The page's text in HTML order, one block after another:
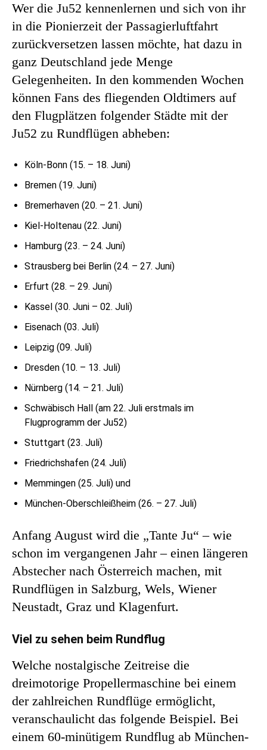
Wer die Ju52 kennenlernen und sich von ihr
in die Pionierzeit der Passagierluftfahrt
zurückversetzen lassen möchte, hat dazu in
ganz Deutschland jede Menge
Gelegenheiten. In den kommenden Wochen
können Fans des fliegenden Oldtimers auf
den Flugplätzen folgender Städte mit der
Ju52 zu Rundflügen abheben:
Köln-Bonn (15. – 18. Juni)
Bremen (19. Juni)
Bremerhaven (20. – 21. Juni)
Kiel-Holtenau (22. Juni)
Hamburg (23. – 24. Juni)
Strausberg bei Berlin (24. – 27. Juni)
Erfurt (28. – 29. Juni)
Kassel (30. Juni – 02. Juli)
Eisenach (03. Juli)
Leipzig (09. Juli)
Dresden (10. – 13. Juli)
Nürnberg (14. – 21. Juli)
Schwäbisch Hall (am 22. Juli erstmals im
Flugprogramm der Ju52)
Stuttgart (23. Juli)
Friedrichshafen (24. Juli)
Memmingen (25. Juli) und
München-Oberschleißheim (26. – 27. Juli)
Anfang August wird die „Tante Ju“ – wie
schon im vergangenen Jahr – einen längeren
Abstecher nach Österreich machen, mit
Rundflügen in Salzburg, Wels, Wiener
Neustadt, Graz und Klagenfurt.
Viel zu sehen beim Rundflug
Welche nostalgische Zeitreise die
dreimotorige Propellermaschine bei einem
der zahlreichen Rundflüge ermöglicht,
veranschaulicht das folgende Beispiel. Bei
einem 60-minütigem Rundflug ab München-